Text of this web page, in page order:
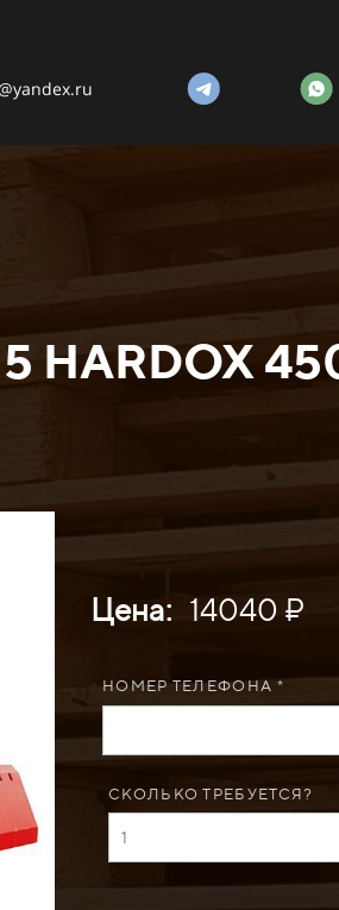
HARDOX
Цена: 14040 ₽
НОМЕР ТЕЛЕФОНА *
СКОЛЬКО ТРЕБУЕТСЯ?